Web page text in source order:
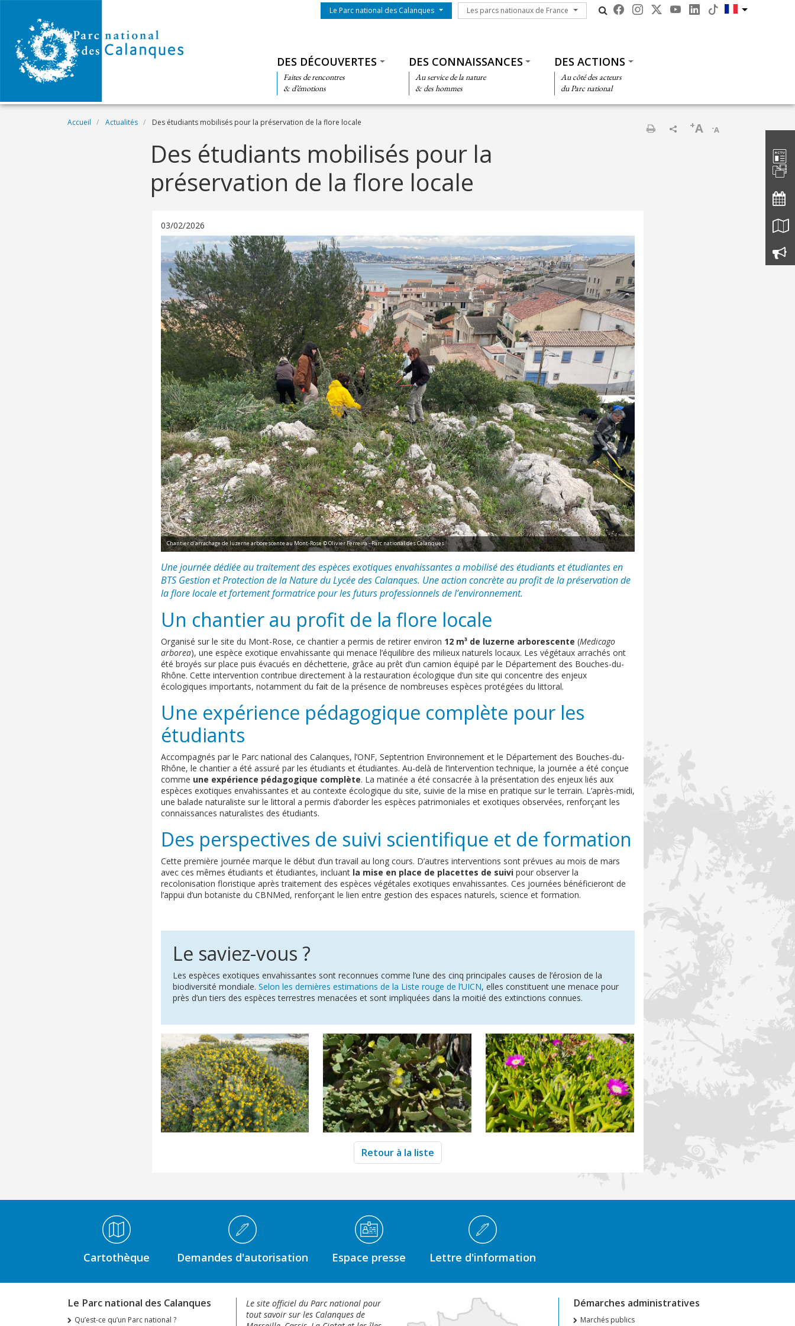
Menu du parc
Le Parc national des Calanques Les parcs nationaux de France
Les parcs nationaux de France
DES DÉCOUVERTES
Faites de rencontres
& d’émotions
DES CONNAISSANCES
Au service de la nature
& des hommes
DES ACTIONS
Au côté des acteurs
du Parc national
Fil d'Ariane
Accueil Actualités Des étudiants mobilisés pour la préservation de la flore locale
-A
+A
Des étudiants mobilisés pour la
préservation de la flore locale
03/02/2026
Chantier d'arrachage de luzerne arborescente au Mont-Rose © Olivier Ferreira - Parc national des Calanques
Une journée dédiée au traitement des espèces exotiques envahissantes a mobilisé des étudiants et étudiantes en
BTS Gestion et Protection de la Nature du Lycée des Calanques. Une action concrète au profit de la préservation de
la flore locale et fortement formatrice pour les futurs professionnels de l’environnement.
Un chantier au profit de la flore locale
Organisé sur le site du Mont-Rose, ce chantier a permis de retirer environ 12 m³ de luzerne arborescente (Medicago
arborea), une espèce exotique envahissante qui menace l’équilibre des milieux naturels locaux. Les végétaux arrachés ont
été broyés sur place puis évacués en déchetterie, grâce au prêt d’un camion équipé par le Département des Bouches-du-
Rhône. Cette intervention contribue directement à la restauration écologique d’un site qui concentre des enjeux
écologiques importants, notamment du fait de la présence de nombreuses espèces protégées du littoral.
Une expérience pédagogique complète pour les
étudiants
Accompagnés par le Parc national des Calanques, l’ONF, Septentrion Environnement et le Département des Bouches-du-
Rhône, le chantier a été assuré par les étudiants et étudiantes. Au-delà de l’intervention technique, la journée a été conçue
comme une expérience pédagogique complète. La matinée a été consacrée à la présentation des enjeux liés aux
espèces exotiques envahissantes et au contexte écologique du site, suivie de la mise en pratique sur le terrain. L’après-midi,
une balade naturaliste sur le littoral a permis d’aborder les espèces patrimoniales et exotiques observées, renforçant les
connaissances naturalistes des étudiants.
Des perspectives de suivi scientifique et de formation
Cette première journée marque le début d’un travail au long cours. D’autres interventions sont prévues au mois de mars
avec ces mêmes étudiants et étudiantes, incluant la mise en place de placettes de suivipour observer la
recolonisation floristique après traitement des espèces végétales exotiques envahissantes. Ces journées bénéficieront de
l’appui d’un botaniste du CBNMed, renforçant le lien entre gestion des espaces naturels, science et formation.
Le saviez-vous ?
Les espèces exotiques envahissantes sont reconnues comme l’une des cinq principales causes de l’érosion de la
biodiversité mondiale. Selon les dernières estimations de la Liste rouge de l’UICN, elles constituent une menace pour
près d’un tiers des espèces terrestres menacées et sont impliquées dans la moitié des extinctions connues.
Retour à la liste
Médiathèque Footer
Cartothèque Demandes d'autorisation Espace presse Lettre d'information
Le Parc national des Calanques
Qu’est-ce qu’un Parc national ?
Le site officiel du Parc national pour
tout savoir sur les Calanques de
Démarches administratives
Marchés publics